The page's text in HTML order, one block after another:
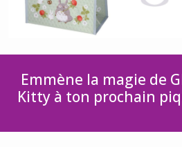
Emmène la magie de
Kitty à ton prochain